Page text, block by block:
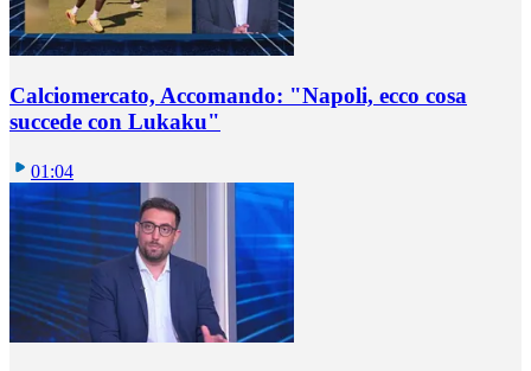
Calciomercato, Accomando: "Napoli, ecco cosa
succede con Lukaku"
01:04